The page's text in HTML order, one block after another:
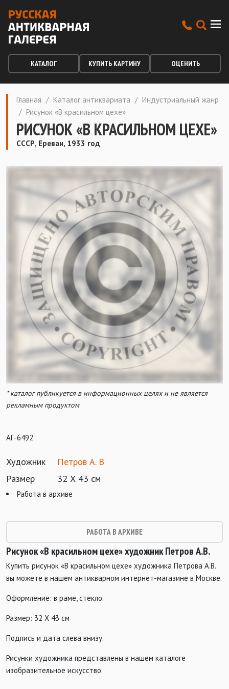
КАТАЛОГ КУПИТЬ КАРТИНУ ОЦЕНИТЬ
Главная / Каталог антиквариата / Индустриальный жанр
/ Рисунок «В красильном цехе»
РИСУНОК «В КРАСИЛЬНОМ ЦЕХЕ»
СССР, Ереван, 1933 год
* каталог публикуется в информационных целях и не является
рекламным продуктом
АГ-6492
Художник
Петров А. В
Размер
32 Х 43 см
Работа в архиве
РАБОТА В АРХИВЕ
Рисунок «В красильном цехе» художник Петров А.В.
Купить рисунок «В красильном цехе» художника Петрова А.В.
вы можете в нашем антикварном интернет-магазине в Москве.
Оформление: в раме, стекло.
Размер: 32 Х 43 см
Подпись и дата слева внизу.
Рисунки художника представлены в нашем каталоге
изобразительное искусство.